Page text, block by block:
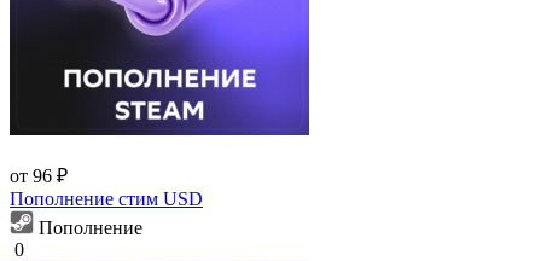
от 96 ₽
Пополнение стим USD
Пополнение
0